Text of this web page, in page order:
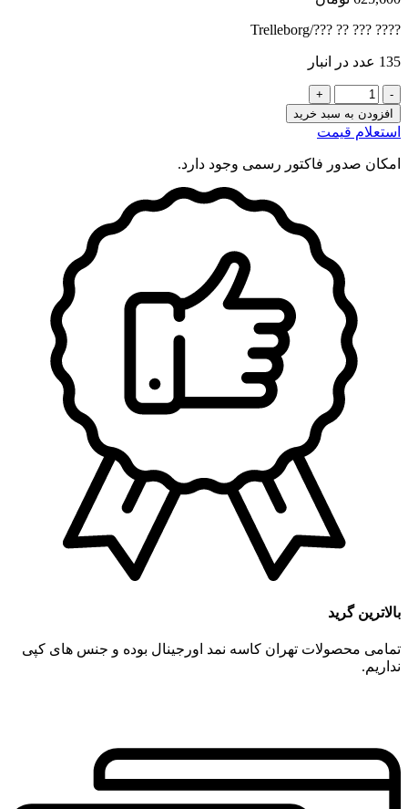
???? ??? ?? ???/Trelleborg
135 عدد در انبار
کاسه
نمد
NBR
50X72X12
Type
AS
افزودن به سبد خرید
استعلام قیمت
امکان صدور فاکتور رسمی وجود دارد.
بالاترین گرید
تمامی محصولات تهران کاسه نمد اورجینال بوده و جنس های کپی
نداریم.